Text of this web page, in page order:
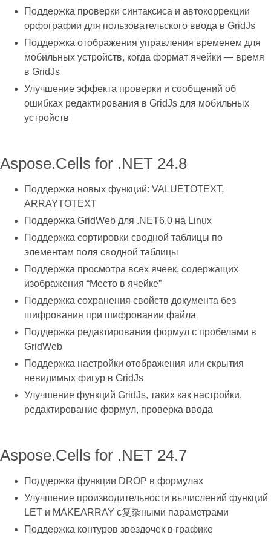
Поддержка проверки синтаксиса и автокоррекции
орфографии для пользовательского ввода в GridJs
Поддержка отображения управления временем для
мобильных устройств, когда формат ячейки — время
в GridJs
Улучшение эффекта проверки и сообщений об
ошибках редактирования в GridJs для мобильных
устройств
Aspose.Cells for .NET 24.8
Поддержка новых функций: VALUETOTEXT,
ARRAYTOTEXT
Поддержка GridWeb для .NET6.0 на Linux
Поддержка сортировки сводной таблицы по
элементам поля сводной таблицы
Поддержка просмотра всех ячеек, содержащих
изображения “Место в ячейке”
Поддержка сохранения свойств документа без
шифрования при шифровании файла
Поддержка редактирования формул с пробелами в
GridWeb
Поддержка настройки отображения или скрытия
невидимых фигур в GridJs
Улучшение функций GridJs, таких как настройки,
редактирование формул, проверка ввода
Aspose.Cells for .NET 24.7
Поддержка функции DROP в формулах
Улучшение производительности вычислений функций
LET и MAKEARRAY с复杂ными параметрами
Поддержка контуров звездочек в графике